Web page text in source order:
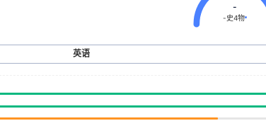
-
-史4物
英语